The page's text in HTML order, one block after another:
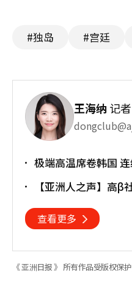
#独岛 #宫廷
王海纳 记者
极端高温席卷韩国
【亚洲人之声】高β
查看更多
《 亚洲日报 》 所有作品受版权保